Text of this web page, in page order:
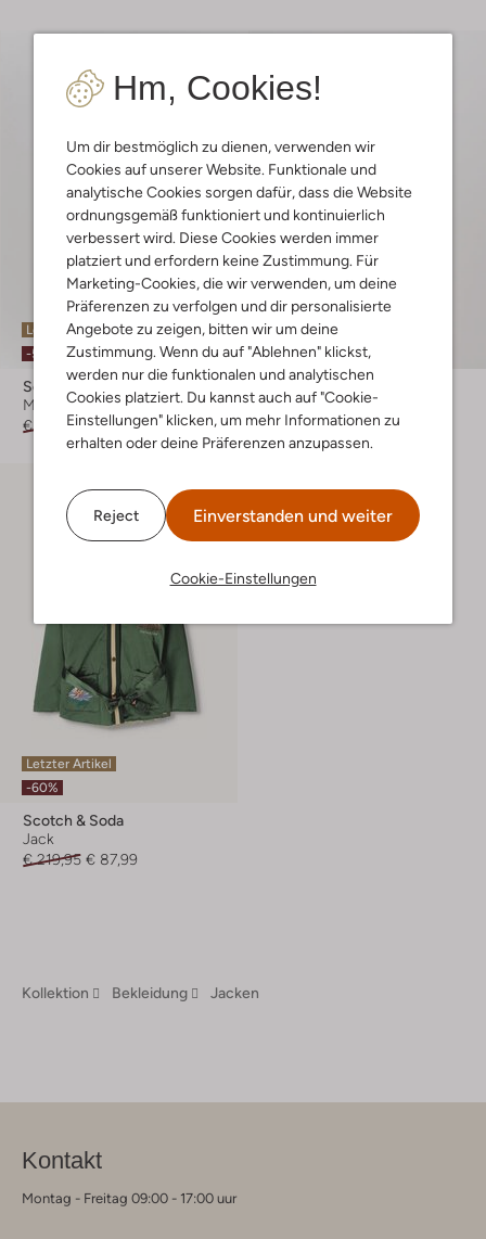
Hm, Cookies!
Um dir bestmöglich zu dienen, verwenden wir
Cookies auf unserer Website. Funktionale und
analytische Cookies sorgen dafür, dass die Website
ordnungsgemäß funktioniert und kontinuierlich
verbessert wird. Diese Cookies werden immer
platziert und erfordern keine Zustimmung. Für
Marketing-Cookies, die wir verwenden, um deine
Präferenzen zu verfolgen und dir personalisierte
Angebote zu zeigen, bitten wir um deine
Zustimmung. Wenn du auf "Ablehnen" klickst,
werden nur die funktionalen und analytischen
Cookies platziert. Du kannst auch auf "Cookie-
Einstellungen" klicken, um mehr Informationen zu
erhalten oder deine Präferenzen anzupassen.
Reject Einverstanden und weiter
Cookie-Einstellungen
Letzte Größen
-50%
Scotch & Soda
Mantel
€ 319,95 € 159,95
Letzte Größen
-60%
Scotch & Soda
Jack
€ 179,95 € 71,95
Letzter Artikel
-60%
Scotch & Soda
Jack
€ 219,95 € 87,99
Kollektion Bekleidung Jacken
Kontakt
Montag - Freitag 09:00 - 17:00 uur